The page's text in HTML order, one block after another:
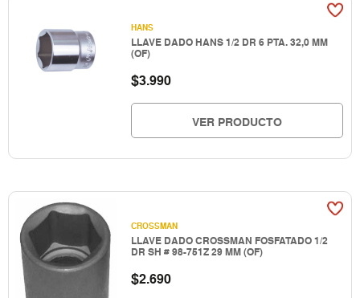
HANS
LLAVE DADO HANS 1/2 DR 6 PTA. 32,0 MM
(OF)
$3.990
VER PRODUCTO
CROSSMAN
LLAVE DADO CROSSMAN FOSFATADO 1/2
DR SH # 98-751Z 29 MM (OF)
$2.690